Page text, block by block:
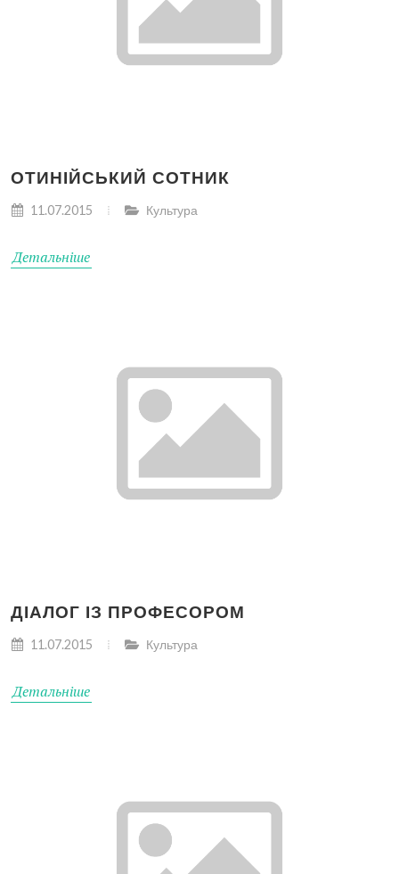
ОТИНІЙСЬКИЙ СОТНИК
11.07.2015 Культура
Детальніше
ДІАЛОГ ІЗ ПРОФЕСОРОМ
11.07.2015 Культура
Детальніше